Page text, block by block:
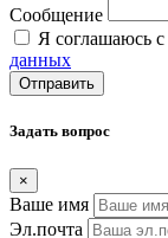
Сообщение
Я соглашаюсь с
данных
Отправить
Задать вопрос
×
Ваше имя
Эл.почта